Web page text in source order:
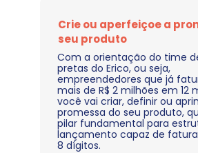
Crie ou aperfeiçoe a
seu produto
Com a orientação do time
pretas do Erico, ou seja,
empreendedores que já
mais de R$ 2 milhões em 12
você vai criar, definir ou
promessa do seu produto,
pilar fundamental para
lançamento capaz de
8 dígitos.